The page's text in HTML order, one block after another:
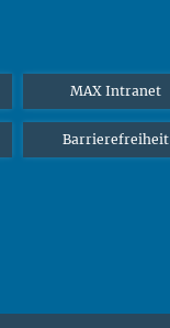
MAX Intranet
Barrierefreiheit